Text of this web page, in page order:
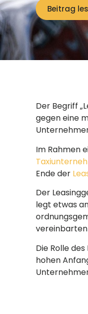
Beitrag
Der Begriff
gegen eine
Im Rahmen
Ende der
Der
legt etwas
Die Rolle
hohen